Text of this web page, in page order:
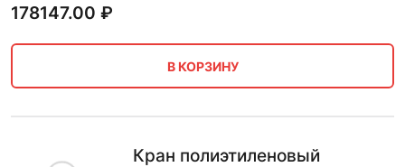
178147.00 ₽
В КОРЗИНУ
Кран полиэтиленовый